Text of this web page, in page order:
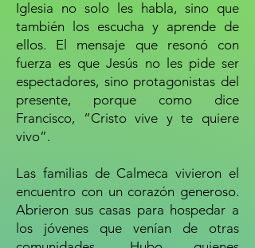
Iglesia no solo les habla, sino que
también los escucha y aprende de
ellos. El mensaje que resonó con
fuerza es que Jesús no les pide ser
espectadores, sino protagonistas del
presente, porque como dice
Francisco, “Cristo vive y te quiere
vivo”.
Las familias de Calmeca vivieron el
encuentro con un corazón generoso.
Abrieron sus casas para hospedar a
los jóvenes que venían de otras